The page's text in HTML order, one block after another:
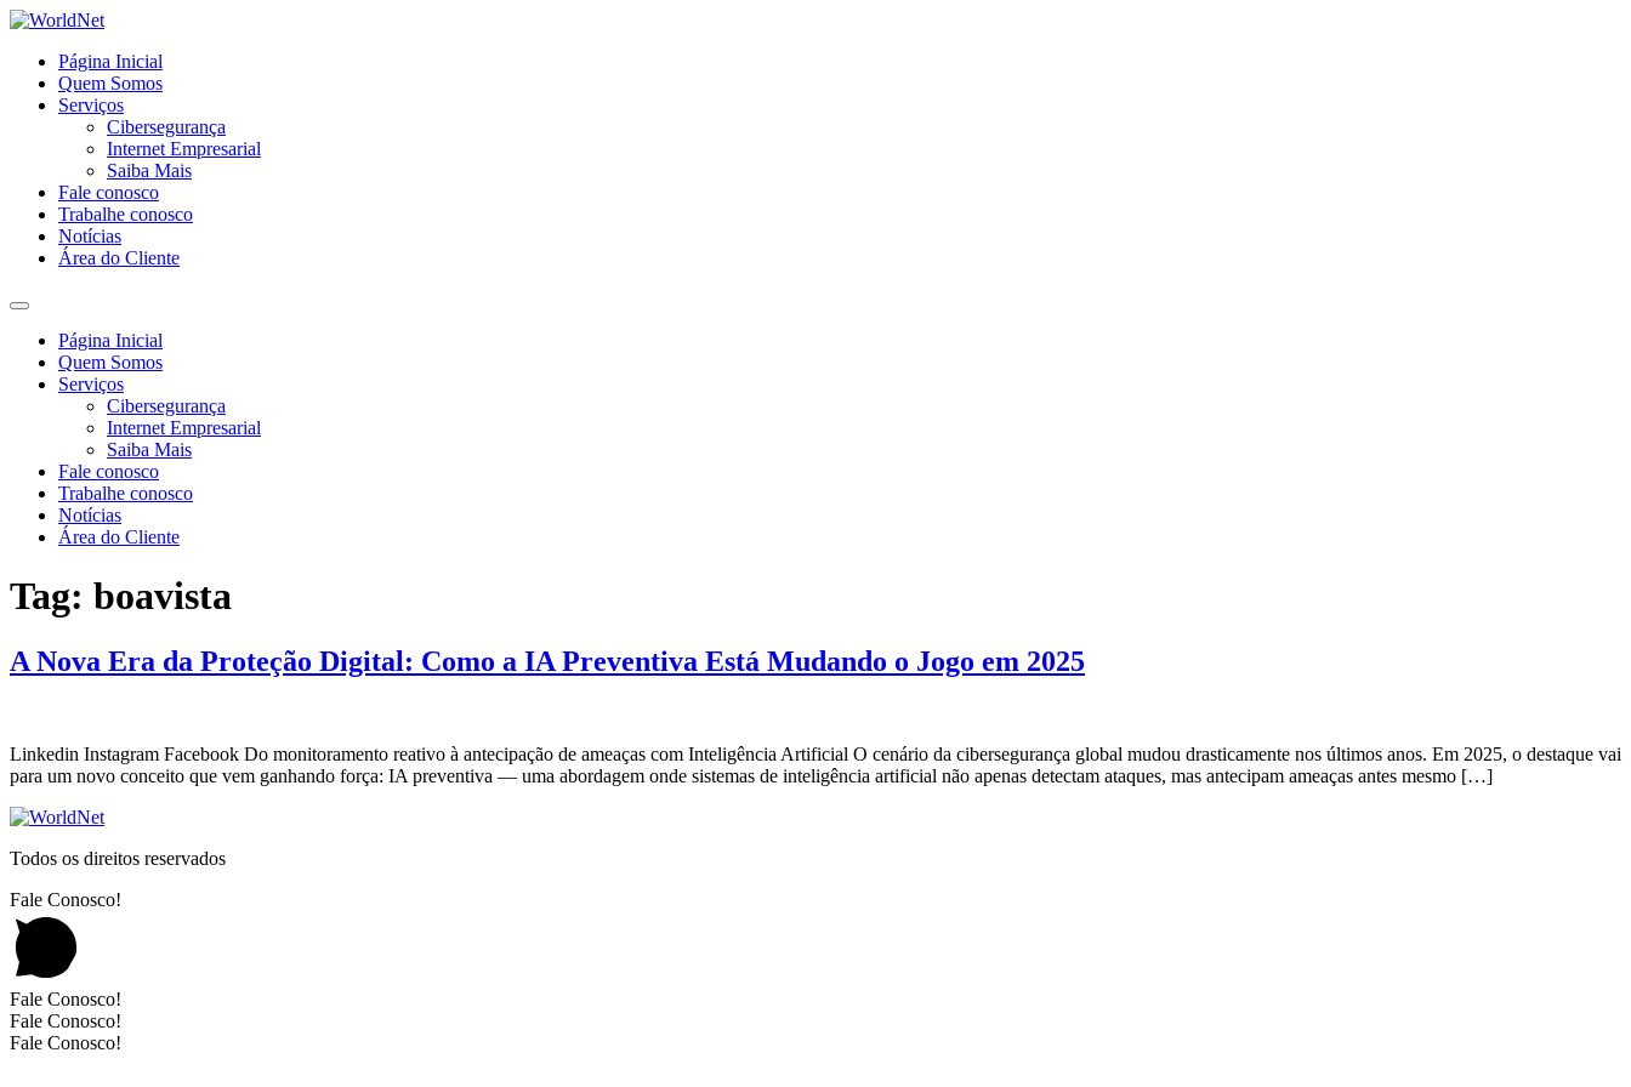
Página Inicial
Quem Somos
Serviços
Cibersegurança
Internet Empresarial
Saiba Mais
Fale conosco
Trabalhe conosco
Notícias
Área do Cliente
Página Inicial
Quem Somos
Serviços
Cibersegurança
Internet Empresarial
Saiba Mais
Fale conosco
Trabalhe conosco
Notícias
Área do Cliente
Tag: boavista
A Nova Era da Proteção Digital: Como a IA Preventiva Está Mudando o Jogo em 2025
Linkedin Instagram Facebook Do monitoramento reativo à antecipação de ameaças com Inteligência Artificial O cenário da cibersegurança global mudou drasticamente nos últimos anos. Em 2025, o destaque vai
para um novo conceito que vem ganhando força: IA preventiva — uma abordagem onde sistemas de inteligência artificial não apenas detectam ataques, mas antecipam ameaças antes mesmo […]
Todos os direitos reservados
Fale Conosco!
Fale Conosco!
Fale Conosco!
Fale Conosco!